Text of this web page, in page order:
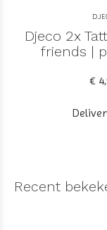
Djeco 2x
friends |
€
Recent